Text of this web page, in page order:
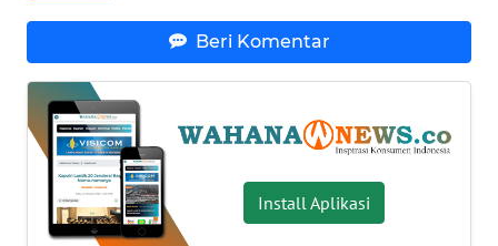
Beri Komentar
Install Aplikasi
KALSEL
WN
KALTIM